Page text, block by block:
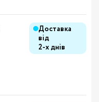
Доставка
від
2-х днів